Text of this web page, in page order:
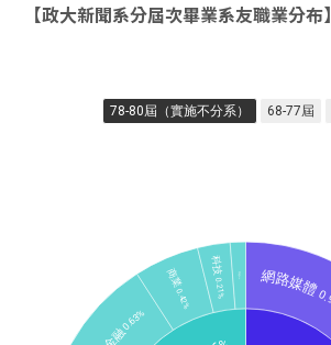
【政大新聞系分屆次畢業系友職業分布】